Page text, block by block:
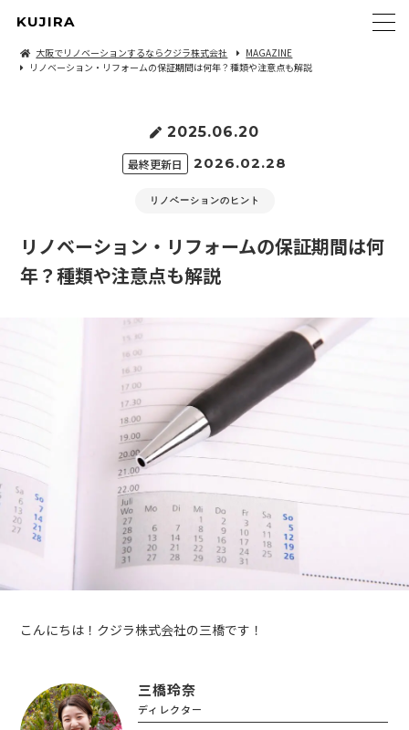
KUJIRA
大阪でリノベーションするならクジラ株式会社
MAGAZINE
リノベーション・リフォームの保証期間は何年？種類や注意点も解説
2025.06.20
最終更新日 2026.02.28
リノベーションのヒント
リノベーション・リフォームの保証期間は何
年？種類や注意点も解説
こんにちは！クジラ株式会社の三橋です！
三橋玲奈
ディレクター